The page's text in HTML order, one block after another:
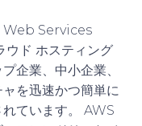
Services
ウド ホスティング
企業、中小企業、
を迅速かつ簡単に
ています。 AWS